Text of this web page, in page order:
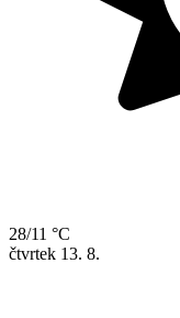
28/11 °C
čtvrtek 13. 8.